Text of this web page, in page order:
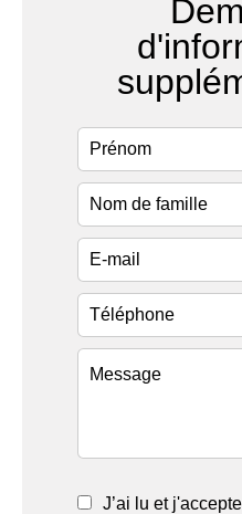
J’ai lu et